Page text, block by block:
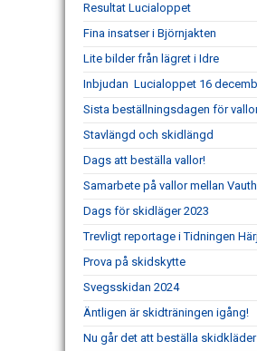
Resultat Lucialoppet
Fina insatser i Björnjakten
Lite bilder från lägret i Idre
Inbjudan Lucialoppet 16
Sista beställningsdagen för
Stavlängd och skidlängd
Dags att beställa vallor!
Samarbete på vallor mellan
Dags för skidläger 2023
Trevligt reportage i Tidningen
Prova på skidskytte
Svegsskidan 2024
Äntligen är skidträningen igång!
Nu går det att beställa